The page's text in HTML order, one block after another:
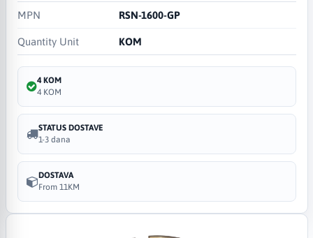
MPN RSN-1600-GP
Quantity Unit KOM
4 KOM
4 KOM
STATUS DOSTAVE
1-3 dana
DOSTAVA
From 11KM